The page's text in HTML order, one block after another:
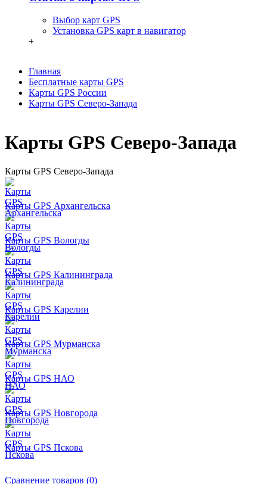
Выбор карт GPS
Установка GPS карт в навигатор
+
Главная
Бесплатные карты GPS
Карты GPS России
Карты GPS Северо-Запада
Карты GPS Северо-Запада
Карты GPS Северо-Запада
Карты GPS Архангельска
Карты GPS Вологды
Карты GPS Калининграда
Карты GPS Карелии
Карты GPS Мурманска
Карты GPS НАО
Карты GPS Новгорода
Карты GPS Пскова
Сравнение товаров (0)